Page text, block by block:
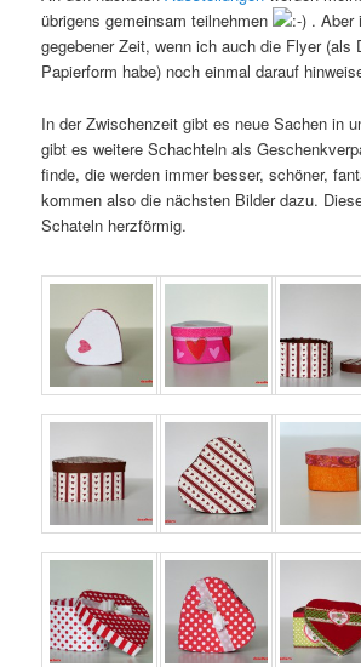
übrigens gemeinsam teilnehmen
. Aber
gegebener Zeit, wenn ich auch die Flyer (als
Papierform habe) noch einmal darauf
In der Zwischenzeit gibt es neue Sachen in
gibt es weitere Schachteln als
finde, die werden immer besser, schöner,
kommen also die nächsten Bilder dazu.
Schateln herzförmig.